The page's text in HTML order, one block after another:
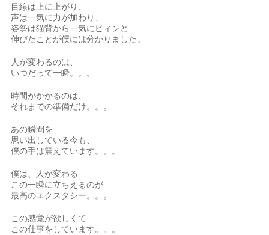
目線は上に上がり、
声は一気に力が加わり、
姿勢は猫背から一気にピィンと
伸びたことが僕には分かりました。
人が変わるのは、
いつだって一瞬。。。
時間がかかるのは、
それまでの準備だけ。。。
あの瞬間を
思い出している今も、
僕の手は震えています。。。
僕は、人が変わる
この一瞬に立ちえるのが
最高のエクスタシー。。。
この感覚が欲しくて
この仕事をしています。。。